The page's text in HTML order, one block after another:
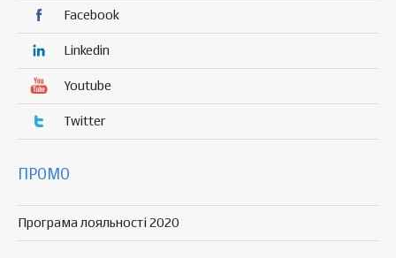
Facebook
Linkedin
Youtube
Twitter
ПРОМО
Програма лояльності 2020